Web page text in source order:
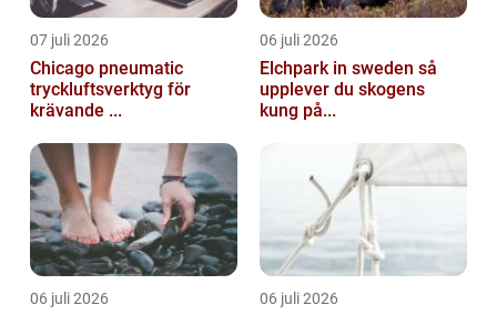
07 juli 2026
Chicago pneumatic
tryckluftsverktyg för
krävande ...
06 juli 2026
Elchpark in sweden så
upplever du skogens
kung på...
06 juli 2026 06 juli 2026